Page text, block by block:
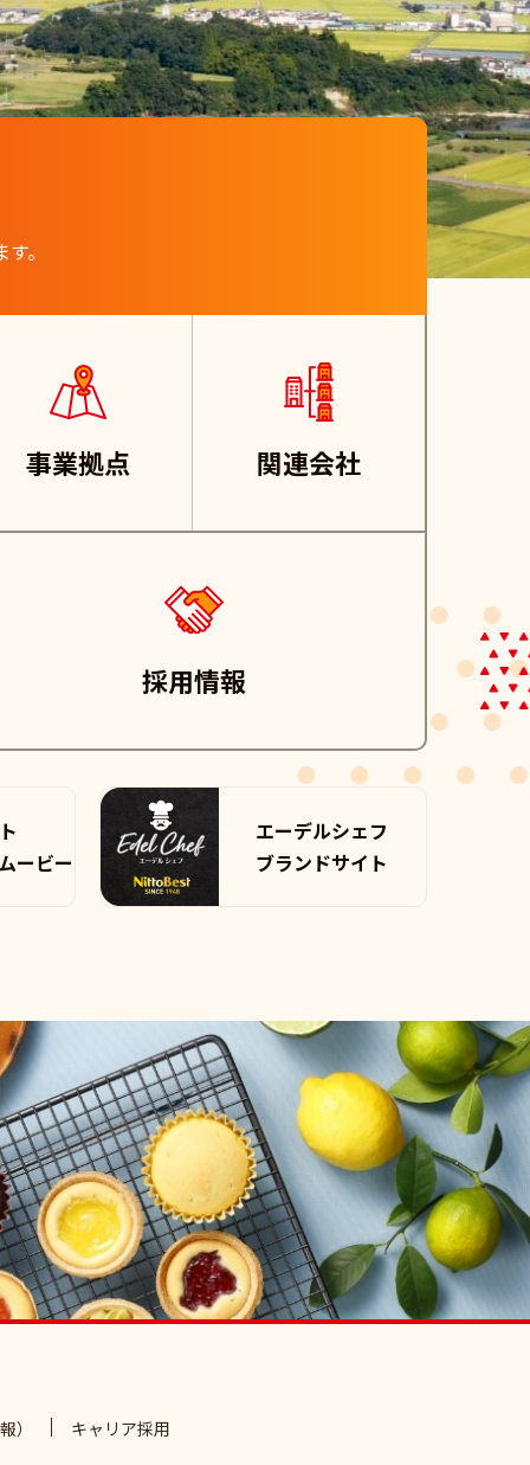
。
事業拠点 関連会社
採用情報
ービー
エーデルシェフ
ブランドサイト
） キャリア採用